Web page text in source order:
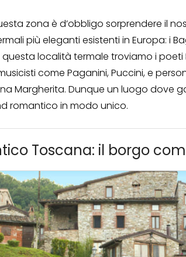
zona è d’obbligo sorprendere il
più eleganti esistenti in Europa: i
questa località termale troviamo i poeti
come Paganini, Puccini, e
Margherita. Dunque un luogo dove
romantico in modo unico.
Toscana: il borgo